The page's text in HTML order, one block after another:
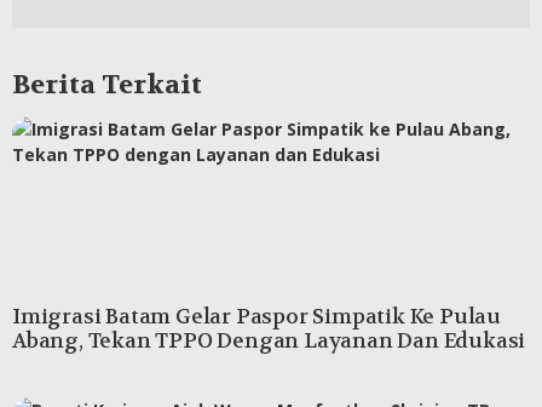
Berita Terkait
Imigrasi Batam Gelar Paspor Simpatik Ke Pulau
Abang, Tekan TPPO Dengan Layanan Dan Edukasi